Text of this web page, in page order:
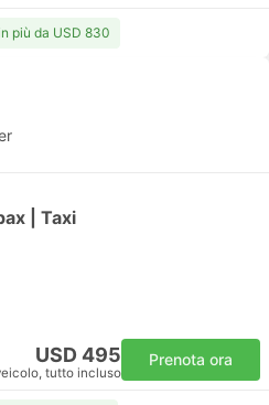
più da USD 830
| Taxi
USD 495
tutto incluso
Prenota ora